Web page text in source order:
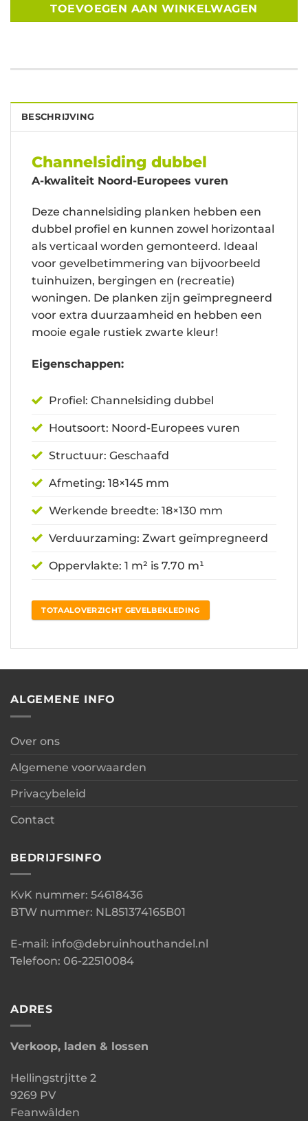
TOEVOEGEN AAN WINKELWAGEN
BESCHRIJVING
Channelsiding dubbel
A-kwaliteit Noord-Europees vuren
Deze channelsiding planken hebben een
dubbel profiel en kunnen zowel horizontaal
als verticaal worden gemonteerd. Ideaal
voor gevelbetimmering van bijvoorbeeld
tuinhuizen, bergingen en (recreatie)
woningen. De planken zijn geïmpregneerd
voor extra duurzaamheid en hebben een
mooie egale rustiek zwarte kleur!
Eigenschappen:
Profiel: Channelsiding dubbel
Houtsoort: Noord-Europees vuren
Structuur: Geschaafd
Afmeting: 18×145 mm
Werkende breedte: 18×130 mm
Verduurzaming: Zwart geïmpregneerd
Oppervlakte: 1 m² is 7.70 m¹
TOTAALOVERZICHT GEVELBEKLEDING
ALGEMENE INFO
Over ons
Algemene voorwaarden
Privacybeleid
Contact
BEDRIJFSINFO
KvK nummer: 54618436
BTW nummer: NL851374165B01
E-mail: info@debruinhouthandel.nl
Telefoon: 06-22510084
ADRES
Verkoop, laden & lossen
Hellingstrjitte 2
9269 PV
Feanwâlden